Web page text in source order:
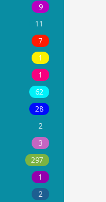
9
11
7
1
1
62
28
2
3
297
1
2